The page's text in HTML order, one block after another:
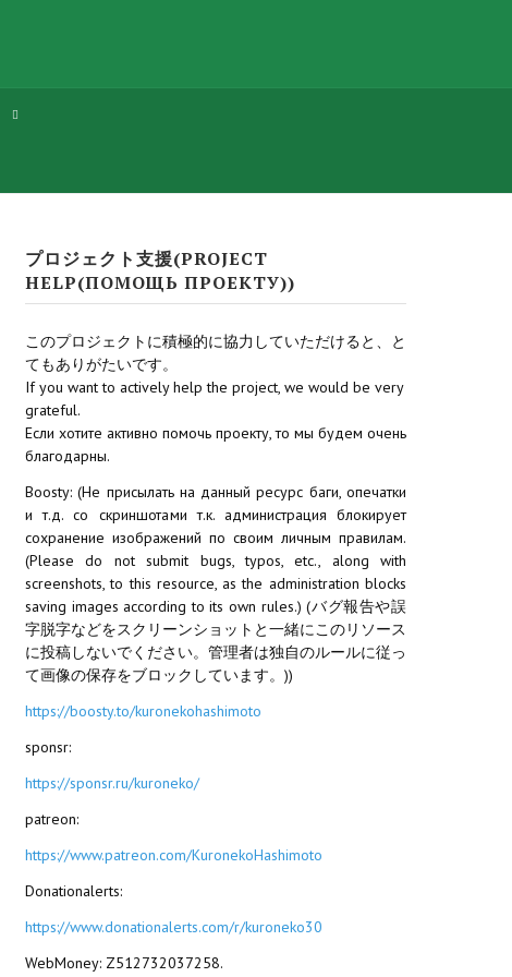
プロジェクト支援(PROJECT
HELP(ПОМОЩЬ ПРОЕКТУ))
このプロジェクトに積極的に協力していただけると、と
てもありがたいです。
If you want to actively help the project, we would be very
grateful.
Если хотите активно помочь проекту, то мы будем очень
благодарны.
Boosty: (Не присылать на данный ресурс баги, опечатки
и т.д. со скриншотами т.к. администрация блокирует
сохранение изображений по своим личным правилам.
(Please do not submit bugs, typos, etc., along with
screenshots, to this resource, as the administration blocks
saving images according to its own rules.) (バグ報告や誤
字脱字などをスクリーンショットと一緒にこのリソース
に投稿しないでください。管理者は独自のルールに従っ
て画像の保存をブロックしています。))
https://boosty.to/kuronekohashimoto
sponsr:
https://sponsr.ru/kuroneko/
patreon:
https://www.patreon.com/KuronekoHashimoto
Donationalerts:
https://www.donationalerts.com/r/kuroneko30
WebMoney: Z512732037258.